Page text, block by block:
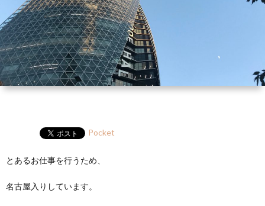
ー・
Pocket
とあるお仕事を行うため、
名古屋入りしています。